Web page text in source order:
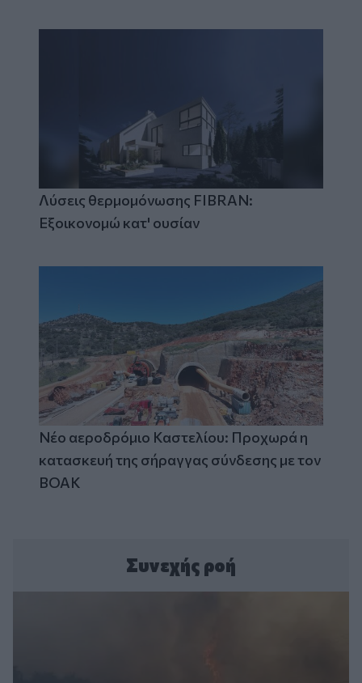
Λύσεις θερμομόνωσης FIBRAN:
Εξοικονομώ κατ' ουσίαν
Νέο αεροδρόμιο Καστελίου: Προχωρά η
κατασκευή της σήραγγας σύνδεσης με τον
ΒΟΑΚ
Συνεχής ροή